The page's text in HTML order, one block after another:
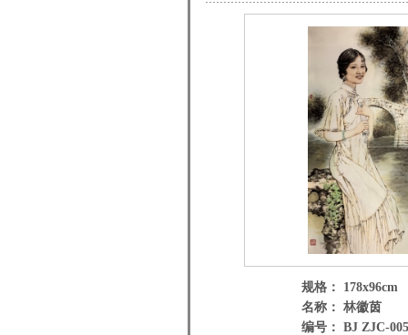
规格： 178x96cm
名称： 林徽茵
编号： BJ ZJC-005